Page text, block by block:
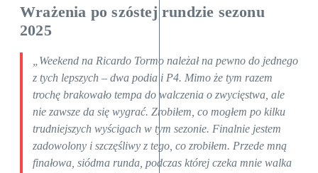
Wrażenia po szóstej rundzie sezonu
2025
„Weekend na Ricardo Tormo należał na pewno do jednego
z tych lepszych – dwa podia i P4. Mimo że tym razem
trochę brakowało tempa do walczenia o zwycięstwa, ale
nie zawsze da się wygrać. Zrobiłem, co mogłem po kilku
trudniejszych wyścigach w tym sezonie. Finalnie jestem
zadowolony i szczęśliwy z tego, co zrobiłem. Przede mną
finałowa, siódma runda, podczas której czeka mnie walka